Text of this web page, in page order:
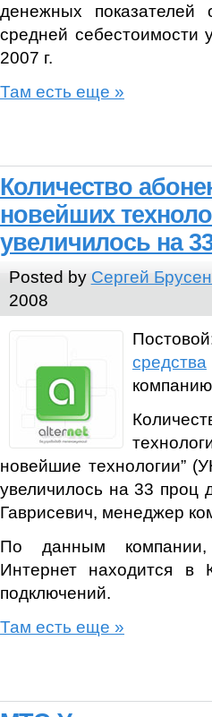
денежных показателей
средней себестоимости
2007 г.
Там есть еще »
Количество
новейших
увеличилось на
Posted by Сергей
2008
средства
компанию
новейшие технологии”
увеличилось на 33
Гаврисевич, менеджер
По данным компании,
Интернет находится в
подключений.
Там есть еще »